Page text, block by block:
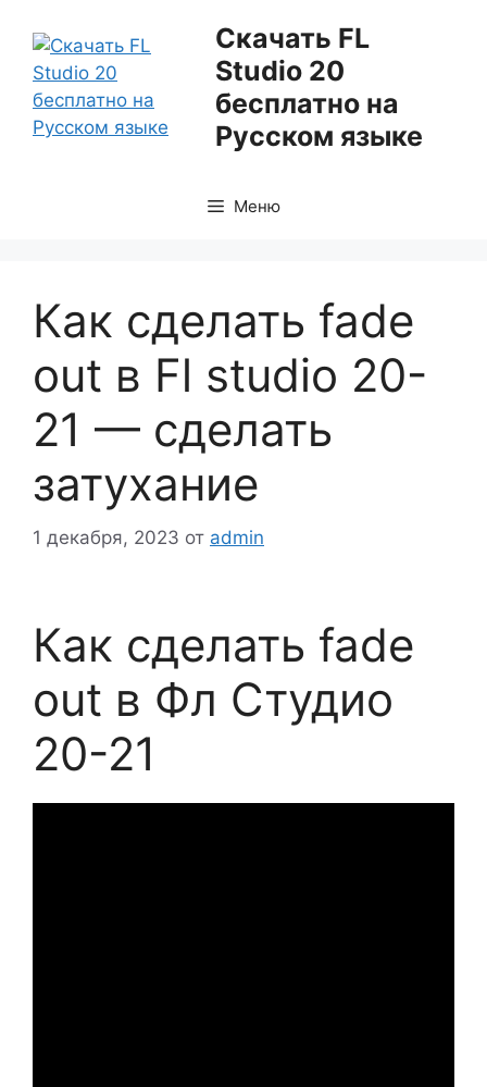
содержимому
Скачать FL
Studio 20
бесплатно на
Русском языке
Меню
Как сделать fade
out в Fl studio 20-
21 — сделать
затухание
1 декабря, 2023 от admin
Как сделать fade
out в Фл Студио
20-21